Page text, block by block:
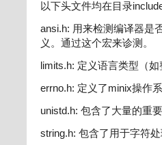
以下头文件均在目录
ansi.h: 用来检测编译器是
义。通过这个宏来诊测。
limits.h: 定义语言类型（
errno.h: 定义了minix操作
unistd.h: 包含了大量的重
string.h: 包含了用于字符